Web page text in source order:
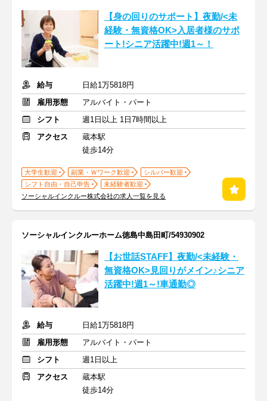
【身の回りのサポート】夜勤/<未
経験・無資格OK>入居者様のサポ
ート!シニア活躍中!週1～！
給与
日給1万5818円
雇用形態
アルバイト・パート
シフト
週1日以上 1日7時間以上
アクセス
蔵本駅
徒歩14分
大学生歓迎 副業・Ｗワーク歓迎
シルバー歓迎
シフト自由・自己申告
未経験者歓迎
ソーシャルインクルー株式会社の求人一覧を見る
ソーシャルインクルーホーム徳島中島田町/54930902
【お世話STAFF】夜勤/<未経験・
無資格OK>見回りがメイン♪シニア
活躍中!週1～!車通勤◎
給与
日給1万5818円
雇用形態
アルバイト・パート
シフト
週1日以上
アクセス
蔵本駅
徒歩14分